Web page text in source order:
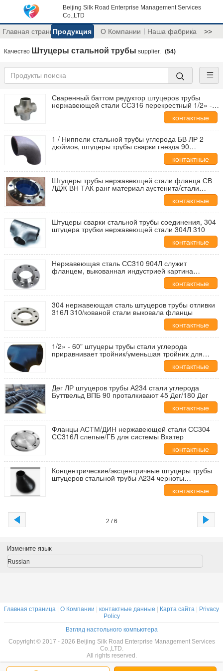
Beijing Silk Road Enterprise Management Services
Co.,LTD
Главная страницаПродукция О Компании Наша фабрика >>
Качество Штуцеры стальной трубы supplier. (54)
Сваренный баттом редуктор штуцеров трубы
нержавеющей стали СС316 перекрестный 1/2» -
контактные
данные
1 / Ниппели стальной трубы углерода БВ ЛР 2
дюймов, штуцеры трубы сварки гнезда 90
контактные
данные
Штуцеры трубы нержавеющей стали фланца СВ
ЛДЖ ВН ТАК ранг материал аустенита/стали
выплавленной дуплекс-процессом
контактные
данные
Штуцеры сварки стальной трубы соединения, 304
штуцера трубки нержавеющей стали 304Л 310
контактные
данные
Нержавеющая сталь СС310 904Л служит
фланцем, выкованная индустрией картина
контактные
данные
304 нержавеющая сталь штуцеров трубы отливки
316Л 310/кованой стали выковала фланцы
контактные
данные
1/2» - 60" штуцеры трубы стали углерода
приравнивает тройник/уменьшая тройник для
контактные
данные
Дег ЛР штуцеров трубы А234 стали углерода
Буттвельд ВПБ 90 проталкивают 45 Дег/180 Дег
контактные
данные
Фланцы АСТМ/ДИН нержавеющей стали СС304
СС316Л слепые/ГБ для системы Вхатер
контактные
данные
Концентрические/эксцентричные штуцеры трубы
штуцеров стальной трубы А234 черноты
контактные
данные
2 / 6
Измените язык
Russian
Главная страница О Компании контактные данные Карта сайта
Privacy
Policy
Взгляд настольного компьютера
Copyright © 2017 - 2026 Beijing Silk Road Enterprise Management Services
Co.,LTD.
All rights reserved.